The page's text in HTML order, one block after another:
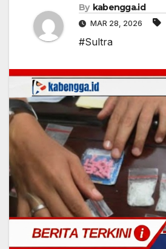
By kabengga.id
MAR 28, 2026
#Sultra